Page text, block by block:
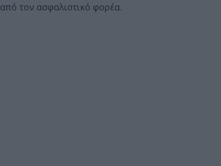
από τον ασφαλιστικό φορέα.